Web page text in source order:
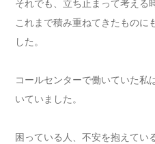
それでも、立ち止まって考える
これまで積み重ねてきたものに
した。
コールセンターで働いていた私
いていました。
困っている人、不安を抱えてい